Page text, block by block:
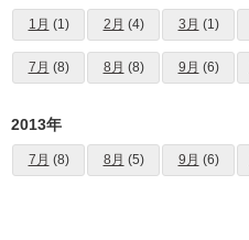
1月 (1) 2月 (4) 3月 (1)
7月 (8) 8月 (8) 9月 (6)
2013年
7月 (8) 8月 (5) 9月 (6)